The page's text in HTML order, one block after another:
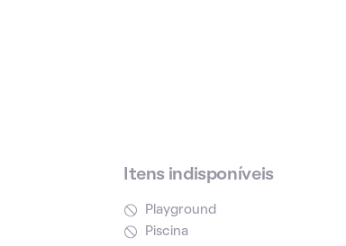
Itens indisponíveis
Playground
Piscina